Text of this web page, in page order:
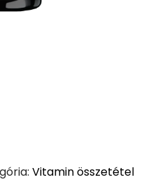
Vitamin összetétel